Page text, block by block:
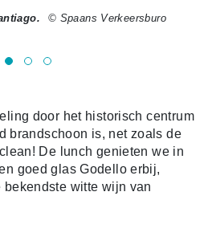
© Spaans Verkeersburo
door het historisch centrum
brandschoon is, net zoals de
De lunch genieten we in
goed glas Godello erbij,
witte wijn van